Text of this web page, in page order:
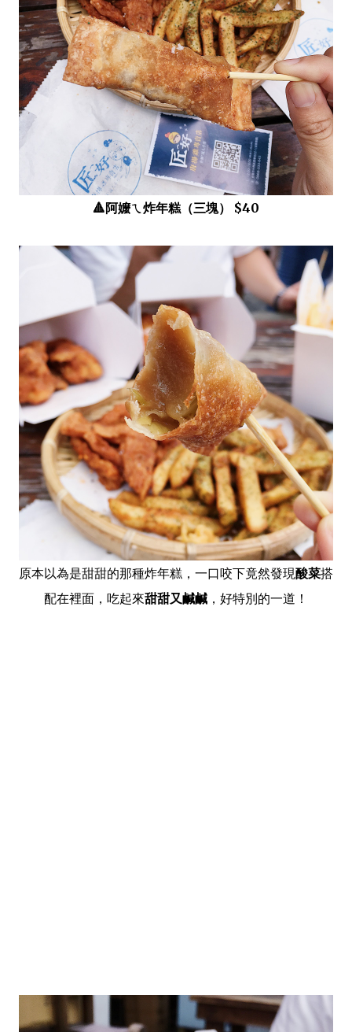
🔺阿嬤ㄟ炸年糕（三塊） $40
原本以為是甜甜的那種炸年糕，一口咬下竟然發現酸菜搭
配在裡面，吃起來甜甜又鹹鹹 ，好特別的一道！